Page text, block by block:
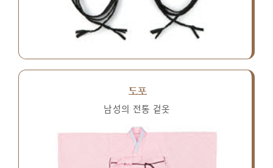
도포
남성의 전통 겉옷